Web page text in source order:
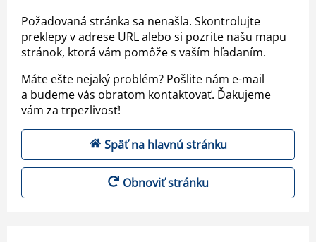
Požadovaná stránka sa nenašla. Skontrolujte
preklepy v adrese URL alebo si pozrite našu mapu
stránok, ktorá vám pomôže s vaším hľadaním.
Máte ešte nejaký problém? Pošlite nám e-mail
a budeme vás obratom kontaktovať. Ďakujeme
vám za trpezlivosť!
Späť na hlavnú stránku
Obnoviť stránku